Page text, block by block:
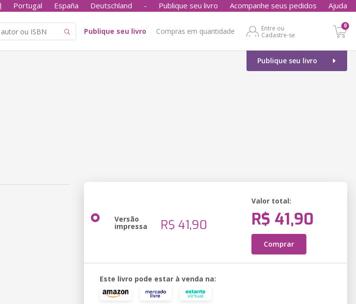
Portugal España Deutschland - Publique seu livro Acompanhe seus pedidos Ajuda
Publique seu livro Compras em quantidade
Entre ou
Cadastre-se
0
Publique seu livro
Versão
impressa R$ 41,90
Valor total:
R$ 41,90
Comprar
Este livro pode estar à venda na: